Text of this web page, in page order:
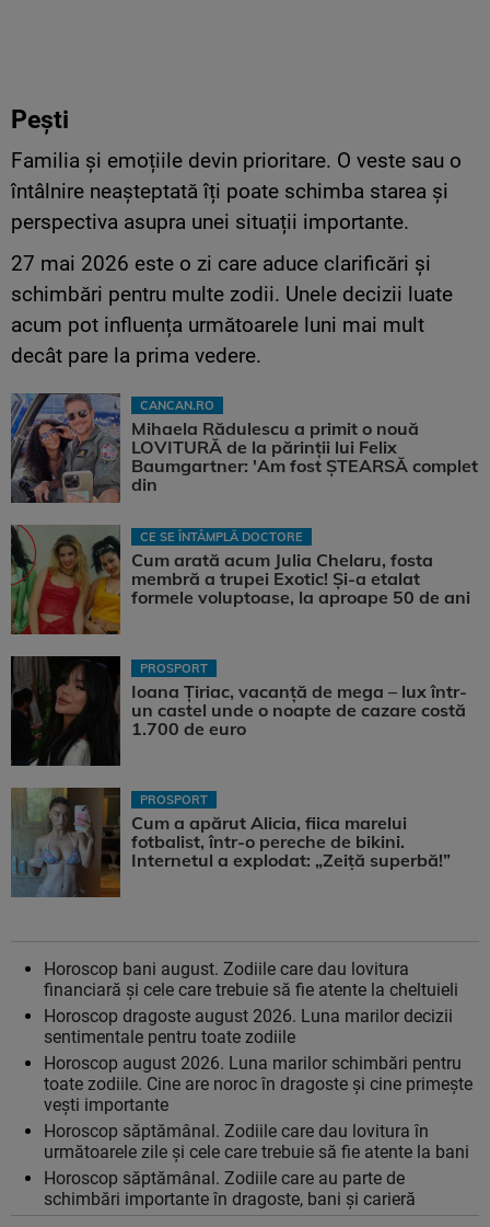
Pești
Familia și emoțiile devin prioritare. O veste sau o
întâlnire neașteptată îți poate schimba starea și
perspectiva asupra unei situații importante.
27 mai 2026 este o zi care aduce clarificări și
schimbări pentru multe zodii. Unele decizii luate
acum pot influența următoarele luni mai mult
decât pare la prima vedere.
CANCAN.RO
Mihaela Rădulescu a primit o nouă
LOVITURĂ de la părinții lui Felix
Baumgartner: 'Am fost ȘTEARSĂ complet
din
CE SE ÎNTÂMPLĂ DOCTORE
Cum arată acum Julia Chelaru, fosta
membră a trupei Exotic! Și-a etalat
formele voluptoase, la aproape 50 de ani
PROSPORT
Ioana Țiriac, vacanță de mega – lux într-
un castel unde o noapte de cazare costă
1.700 de euro
PROSPORT
Cum a apărut Alicia, fiica marelui
fotbalist, într-o pereche de bikini.
Internetul a explodat: „Zeiță superbă!”
Horoscop bani august. Zodiile care dau lovitura
financiară și cele care trebuie să fie atente la cheltuieli
Horoscop dragoste august 2026. Luna marilor decizii
sentimentale pentru toate zodiile
Horoscop august 2026. Luna marilor schimbări pentru
toate zodiile. Cine are noroc în dragoste și cine primește
vești importante
Horoscop săptămânal. Zodiile care dau lovitura în
următoarele zile și cele care trebuie să fie atente la bani
Horoscop săptămânal. Zodiile care au parte de
schimbări importante în dragoste, bani și carieră